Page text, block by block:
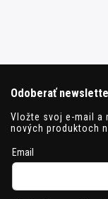
Odoberať
Vložte svoj e-mail a
nových produktoch
Email